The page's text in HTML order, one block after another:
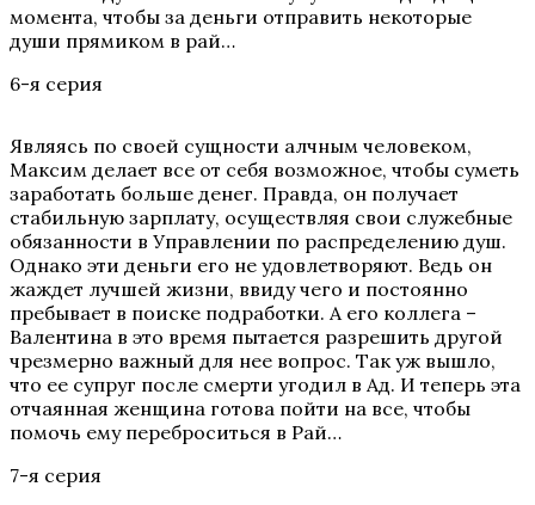
момента, чтобы за деньги отправить некоторые
души прямиком в рай…
6-я серия
Являясь по своей сущности алчным человеком,
Максим делает все от себя возможное, чтобы суметь
заработать больше денег. Правда, он получает
стабильную зарплату, осуществляя свои служебные
обязанности в Управлении по распределению душ.
Однако эти деньги его не удовлетворяют. Ведь он
жаждет лучшей жизни, ввиду чего и постоянно
пребывает в поиске подработки. А его коллега –
Валентина в это время пытается разрешить другой
чрезмерно важный для нее вопрос. Так уж вышло,
что ее супруг после смерти угодил в Ад. И теперь эта
отчаянная женщина готова пойти на все, чтобы
помочь ему переброситься в Рай…
7-я серия